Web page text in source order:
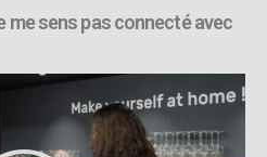
me sens pas connecté avec